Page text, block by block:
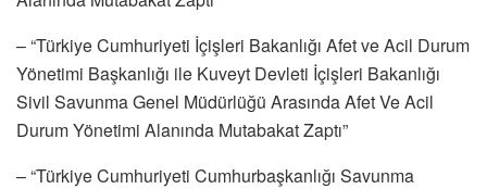
– “Türkiye Cumhuriyeti İçişleri Bakanlığı Afet ve Acil Durum
Yönetimi Başkanlığı ile Kuveyt Devleti İçişleri Bakanlığı
Sivil Savunma Genel Müdürlüğü Arasında Afet Ve Acil
Durum Yönetimi Alanında Mutabakat Zaptı”
– “Türkiye Cumhuriyeti Cumhurbaşkanlığı Savunma